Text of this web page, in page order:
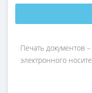
Печать документов
электронного